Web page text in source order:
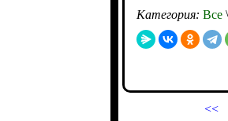
Категория: Все \
<<